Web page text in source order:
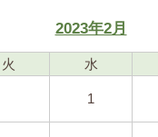
2023年2月
火 水
1